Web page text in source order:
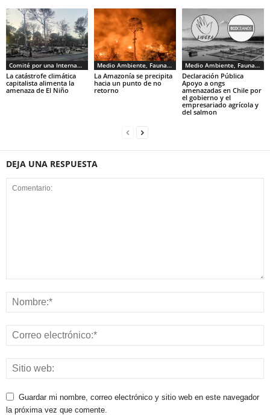
Comité por una Internacional de los Trabajadores - CIT
La catástrofe climática
capitalista alimenta la
amenaza de El Niño
Medio Ambiente, Fauna y Sociedad
La Amazonía se precipita
hacia un punto de no
retorno
Medio Ambiente, Fauna y Sociedad
Declaración Pública
Apoyo a ongs
amenazadas en Chile por
el gobierno y el
empresariado agrícola y
del salmon
DEJA UNA RESPUESTA
Guardar mi nombre, correo electrónico y sitio web en este navegador
la próxima vez que comente.